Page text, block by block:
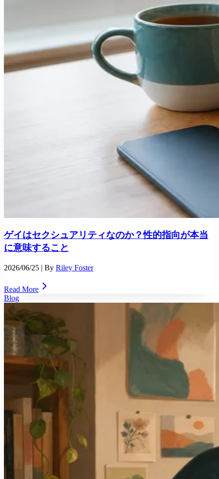
ゲイはセクシュアリティなのか？性的指向が本当
に意味すること
2026/06/25 | By Riley Foster
Read More
Blog